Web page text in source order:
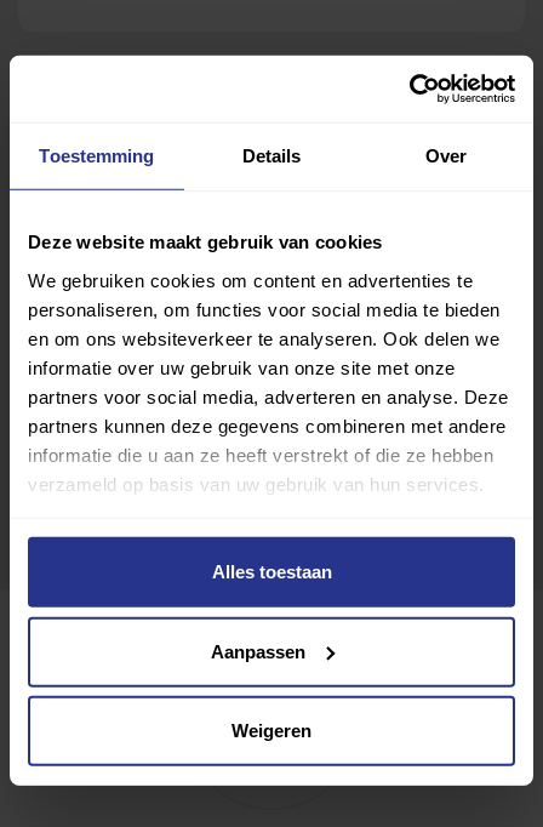
Toestemming Details Over
Deze website maakt gebruik van cookies
We gebruiken cookies om content en advertenties te
personaliseren, om functies voor social media te bieden
en om ons websiteverkeer te analyseren. Ook delen we
informatie over uw gebruik van onze site met onze
partners voor social media, adverteren en analyse. Deze
partners kunnen deze gegevens combineren met andere
informatie die u aan ze heeft verstrekt of die ze hebben
verzameld op basis van uw gebruik van hun services.
Alles toestaan
Aanpassen
Weigeren